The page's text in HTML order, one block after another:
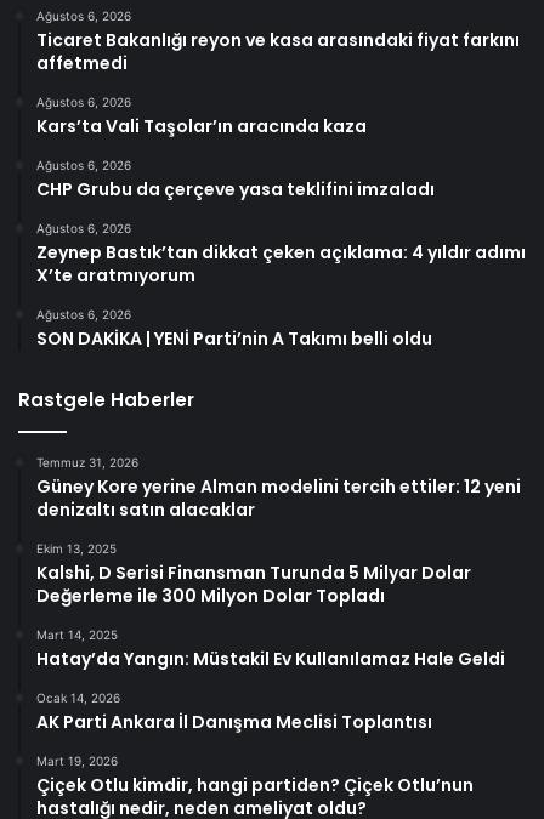
Ağustos 6, 2026
Ticaret Bakanlığı reyon ve kasa arasındaki fiyat farkını
affetmedi
Ağustos 6, 2026
Kars’ta Vali Taşolar’ın aracında kaza
Ağustos 6, 2026
CHP Grubu da çerçeve yasa teklifini imzaladı
Ağustos 6, 2026
Zeynep Bastık’tan dikkat çeken açıklama: 4 yıldır adımı
X’te aratmıyorum
Ağustos 6, 2026
SON DAKİKA | YENİ Parti’nin A Takımı belli oldu
Rastgele Haberler
Temmuz 31, 2026
Güney Kore yerine Alman modelini tercih ettiler: 12 yeni
denizaltı satın alacaklar
Ekim 13, 2025
Kalshi, D Serisi Finansman Turunda 5 Milyar Dolar
Değerleme ile 300 Milyon Dolar Topladı
Mart 14, 2025
Hatay’da Yangın: Müstakil Ev Kullanılamaz Hale Geldi
Ocak 14, 2026
AK Parti Ankara İl Danışma Meclisi Toplantısı
Mart 19, 2026
Çiçek Otlu kimdir, hangi partiden? Çiçek Otlu’nun
hastalığı nedir, neden ameliyat oldu?